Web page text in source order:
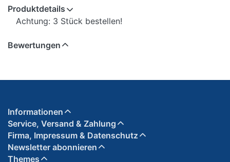
Produktdetails
Achtung: 3 Stück bestellen!
Bewertungen
Informationen
Service, Versand & Zahlung
Firma, Impressum & Datenschutz
Newsletter abonnieren
Themes